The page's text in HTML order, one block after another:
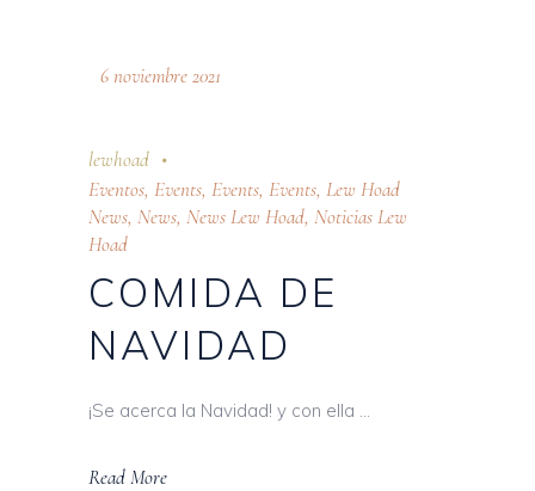
6 noviembre 2021
lewhoad
Eventos, Events, Events, Events, Lew Hoad
News, News, News Lew Hoad, Noticias Lew
Hoad
COMIDA DE
NAVIDAD
¡Se acerca la Navidad! y con ella
Read More